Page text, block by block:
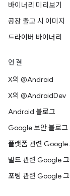
바이너리 미리보기
공장 출고 시 이미지
드라이버 바이너리
연결
X의 @Android
X의 @AndroidDev
Android 블로그
Google 보안 블로그
플랫폼 관련 Google
빌드 관련 Google
포팅 관련 Google